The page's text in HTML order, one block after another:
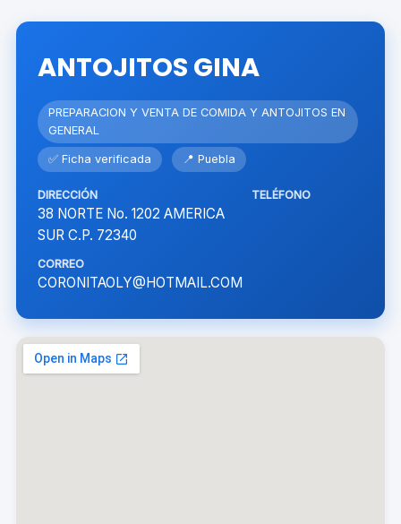
ANTOJITOS GINA
PREPARACION Y VENTA DE COMIDA Y ANTOJITOS EN
GENERAL
✅ Ficha verificada 📍 Puebla
DIRECCIÓN
38 NORTE No. 1202 AMERICA
SUR C.P. 72340
TELÉFONO
CORREO
CORONITAOLY@HOTMAIL.COM